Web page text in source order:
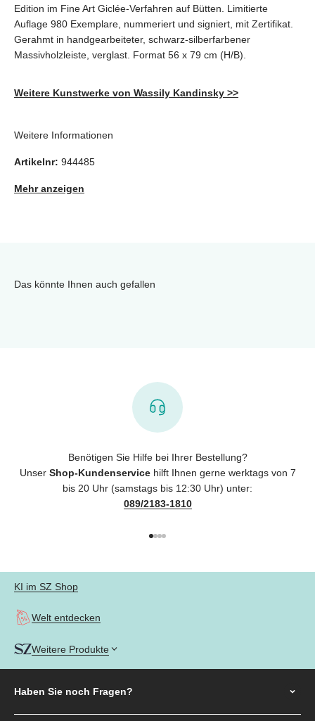
Edition im Fine Art Giclée-Verfahren auf Bütten. Limitierte
Auflage 980 Exemplare, nummeriert und signiert, mit Zertifikat.
Gerahmt in handgearbeiteter, schwarz-silberfarbener
Massivholzleiste, verglast. Format 56 x 79 cm (H/B).
Weitere Kunstwerke von Wassily Kandinsky >>
Weitere Informationen
Artikelnr: 944485
Mehr anzeigen
Das könnte Ihnen auch gefallen
Benötigen Sie Hilfe bei Ihrer Bestellung?
Unser Shop-Kundenservicehilft Ihnen gerne werktags von 7
bis 20 Uhr (samstags bis 12:30 Uhr) unter:
089/2183-1810
KI im SZ Shop
Welt entdecken
Weitere Produkte
Haben Sie noch Fragen?